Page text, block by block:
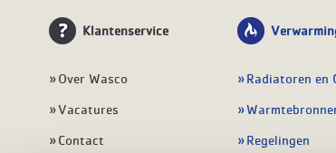
Klantenservice
Over Wasco
Vacatures
Contact
Radiatoren en
Regelingen